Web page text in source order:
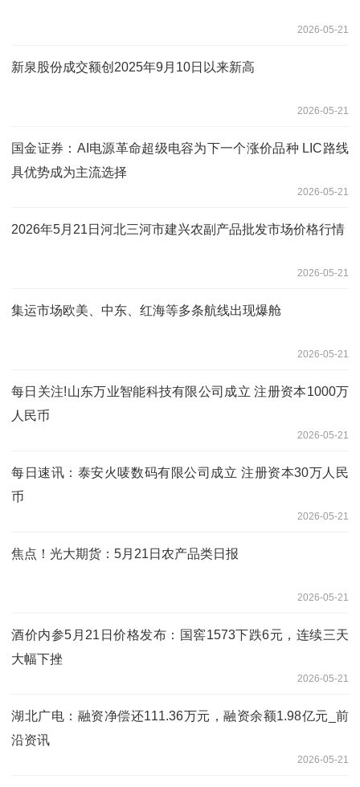
2026-05-21
新泉股份成交额创2025年9月10日以来新高
2026-05-21
国金证券：AI电源革命超级电容为下一个涨价品种 LIC路线
具优势成为主流选择
2026-05-21
2026年5月21日河北三河市建兴农副产品批发市场价格行情
2026-05-21
集运市场欧美、中东、红海等多条航线出现爆舱
2026-05-21
每日关注!山东万业智能科技有限公司成立 注册资本1000万
人民币
2026-05-21
每日速讯：泰安火唛数码有限公司成立 注册资本30万人民
币
2026-05-21
焦点！光大期货：5月21日农产品类日报
2026-05-21
酒价内参5月21日价格发布：国窖1573下跌6元，连续三天
大幅下挫
2026-05-21
湖北广电：融资净偿还111.36万元，融资余额1.98亿元_前
沿资讯
2026-05-21